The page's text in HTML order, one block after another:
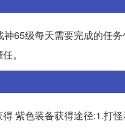
65级每天需要完成的任
。
紫色装备获得途径:1.打